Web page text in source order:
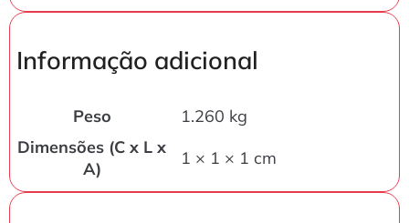
Informação adicional
Peso
1.260 kg
Dimensões (C x L x
A)
1 × 1 × 1 cm